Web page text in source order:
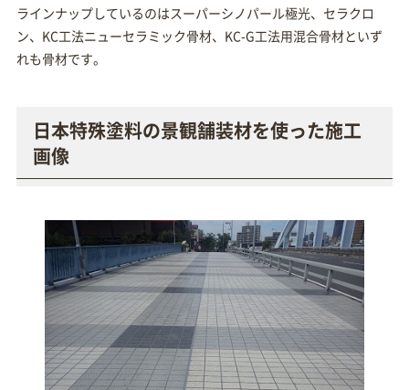
ラインナップしているのはスーパーシノパール極光、セラクロ
ン、KC工法ニューセラミック骨材、KC-G工法用混合骨材といず
れも骨材です。
日本特殊塗料の景観舗装材を使った施工
画像